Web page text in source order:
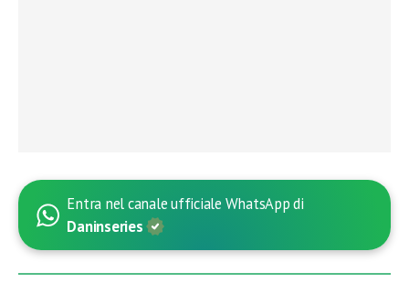
Entra nel canale ufficiale WhatsApp di
Daninseries